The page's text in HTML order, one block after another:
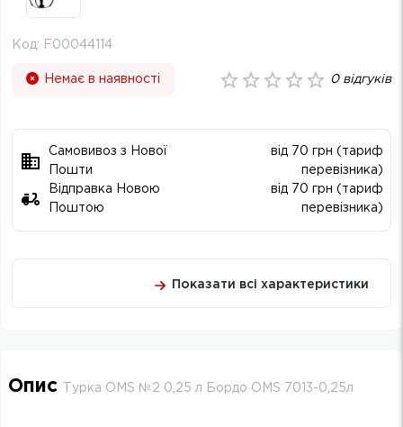
Код: F00044114
Немає в наявності 0відгуків
Самовивоз з Нової
Пошти
від 70 грн (тариф
перевізника)
Відправка Новою
Поштою
від 70 грн (тариф
перевізника)
Показати всі характеристики
Опис Турка OMS №2 0,25 л Бордо OMS 7013-0,25л